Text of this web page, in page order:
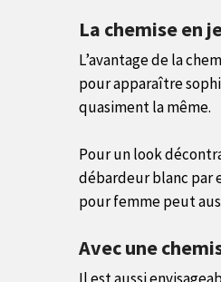
La chemise en
L’avantage de la
pour apparaître
quasiment la même.
Pour un look
débardeur blanc par
pour femme peut
Avec une